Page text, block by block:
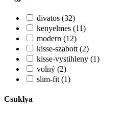
divatos (32)
kenyelmes (11)
modern (12)
kisse-szabott (2)
kisse-vystihleny (1)
volný (2)
slim-fit (1)
Csuklya